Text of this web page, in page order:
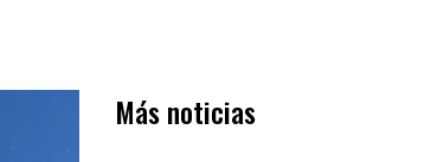
Más noticias
PRIMER PLANO